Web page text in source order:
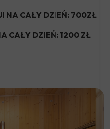
NA CAŁY DZIEŃ: 700ZŁ
CAŁY DZIEŃ: 1200 ZŁ